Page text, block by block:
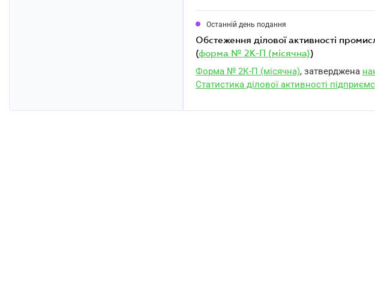
Останній день подання
обстеження ділової активності промислового підприємства за червень 2026 року
(форма № 2К-П (місячна))
Форма № 2К-П (місячна), затверджена
Статистика ділової активності